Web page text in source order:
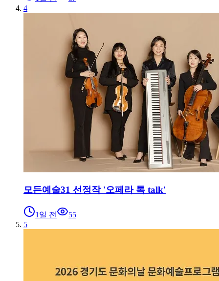
4
모든예술31 선정작 '오페라 톡 talk'
1일 전
55
5